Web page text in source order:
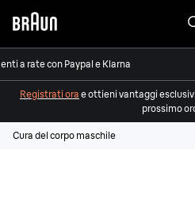
a rate con Paypal e Klarna
Registrati ora e ottieni vantaggi
prossimo
Cura del corpo maschile